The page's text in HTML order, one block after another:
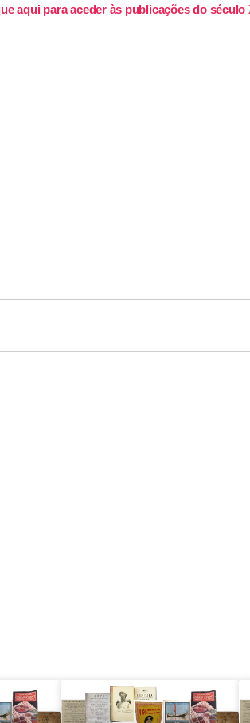
aqui para aceder às publicações do século